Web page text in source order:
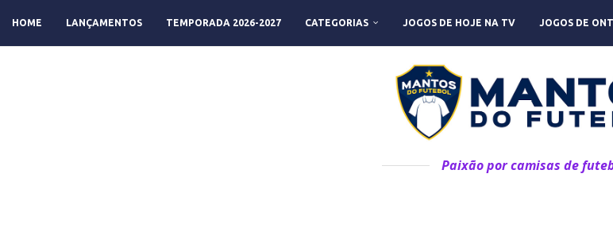
HOME LANÇAMENTOS TEMPORADA 2026-2027 CATEGORIAS JOGOS DE HOJE NA TV JOGOS DE
Paixão por camisas de